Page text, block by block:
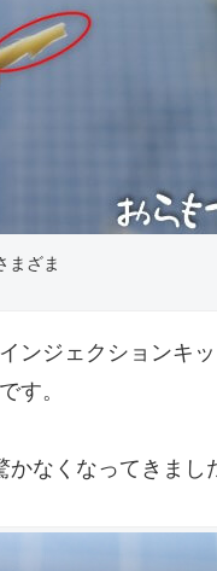
まざま
ンジェクションキ
す。
なくなってきまし